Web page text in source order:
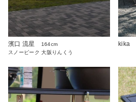
濱口 流星
164cm
スノーピーク 大阪りんくう
kika